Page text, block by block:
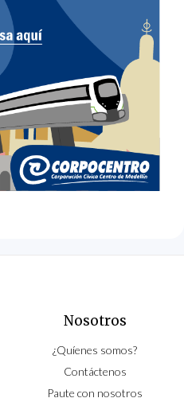
Nosotros
¿Quíenes somos?
Contáctenos
Paute con nosotros